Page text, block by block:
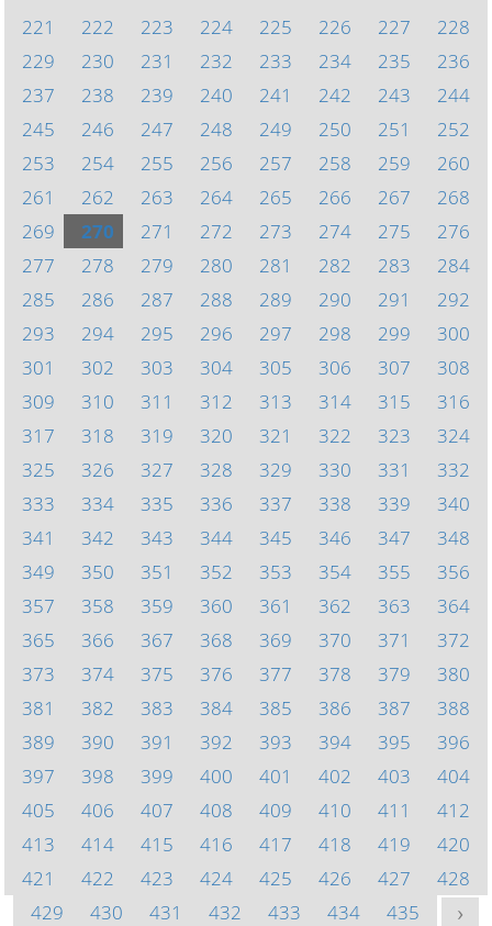
221
222 223 224 225 226 227
228
229
230 231 232 233 234 235
236
237
238 239 240 241 242 243
244
245
246 247 248 249 250 251
252
253
254 255 256 257 258 259
260
261
262 263 264 265 266 267
268
269
270 271 272 273 274 275
276
277
278 279 280 281 282 283
284
285
286 287 288 289 290 291
292
293
294 295 296 297 298 299
300
301
302 303 304 305 306 307
308
309
310 311 312 313 314 315
316
317
318 319 320 321 322 323
324
325
326 327 328 329 330 331
332
333
334 335 336 337 338 339
340
341
342 343 344 345 346 347
348
349
350 351 352 353 354 355
356
357
358 359 360 361 362 363
364
365
366 367 368 369 370 371
372
373
374 375 376 377 378 379
380
381
382 383 384 385 386 387
388
389
390 391 392 393 394 395
396
397
398 399 400 401 402 403
404
405
406 407 408 409 410 411
412
413
414 415 416 417 418 419
420
421
422 423 424 425 426 427
428
429
430 431 432 433 434 435
>